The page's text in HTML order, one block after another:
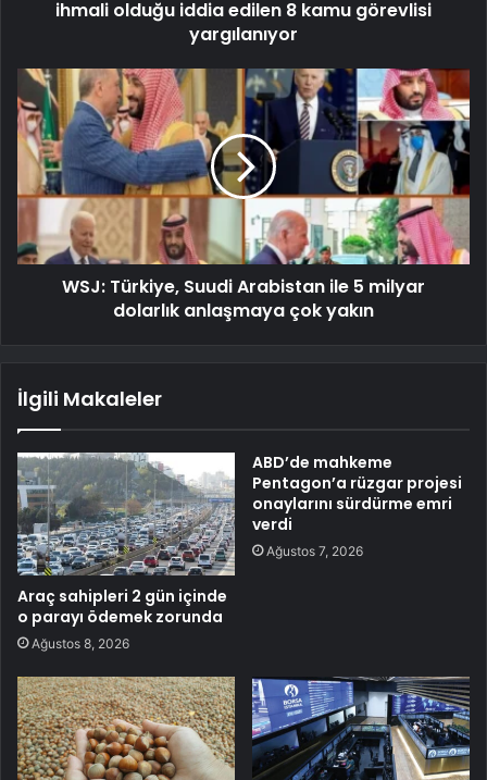
ihmali olduğu iddia edilen 8 kamu görevlisi
yargılanıyor
WSJ: Türkiye, Suudi Arabistan ile 5 milyar
dolarlık anlaşmaya çok yakın
İlgili Makaleler
Araç sahipleri 2 gün içinde
o parayı ödemek zorunda
Ağustos 8, 2026
ABD’de mahkeme
Pentagon’a rüzgar projesi
onaylarını sürdürme emri
verdi
Ağustos 7, 2026